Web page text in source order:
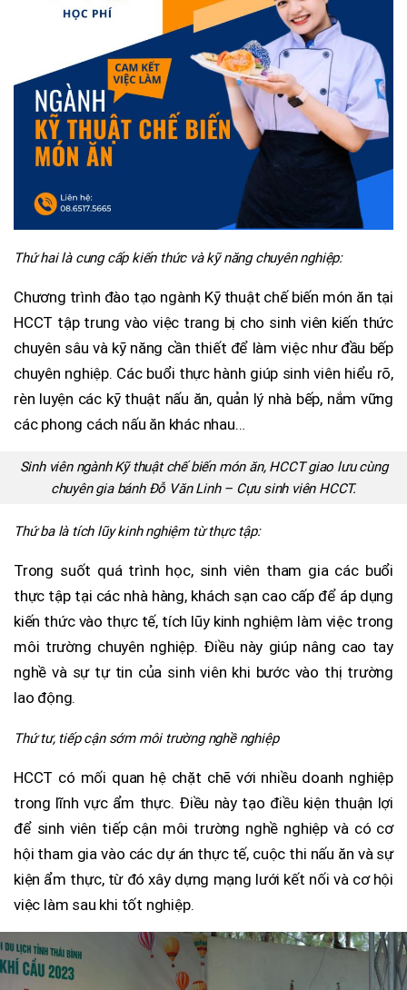
Thứ hai là cung cấp kiến thức và kỹ năng chuyên nghiệp:
Chương trình đào tạo ngành Kỹ thuật chế biến món ăn tại
HCCT tập trung vào việc trang bị cho sinh viên kiến thức
chuyên sâu và kỹ năng cần thiết để làm việc như đầu bếp
chuyên nghiệp. Các buổi thực hành giúp sinh viên hiểu rõ,
rèn luyện các kỹ thuật nấu ăn, quản lý nhà bếp, nắm vững
các phong cách nấu ăn khác nhau…
Sinh viên ngành Kỹ thuật chế biến món ăn, HCCT giao lưu cùng
chuyên gia bánh Đỗ Văn Linh – Cựu sinh viên HCCT.
Thứ ba là tích lũy kinh nghiệm từ thực tập:
Trong suốt quá trình học, sinh viên tham gia các buổi
thực tập tại các nhà hàng, khách sạn cao cấp để áp dụng
kiến thức vào thực tế, tích lũy kinh nghiệm làm việc trong
môi trường chuyên nghiệp. Điều này giúp nâng cao tay
nghề và sự tự tin của sinh viên khi bước vào thị trường
lao động.
Thứ tư, tiếp cận sớm môi trường nghề nghiệp
HCCT có mối quan hệ chặt chẽ với nhiều doanh nghiệp
trong lĩnh vực ẩm thực. Điều này tạo điều kiện thuận lợi
để sinh viên tiếp cận môi trường nghề nghiệp và có cơ
hội tham gia vào các dự án thực tế, cuộc thi nấu ăn và sự
kiện ẩm thực, từ đó xây dựng mạng lưới kết nối và cơ hội
việc làm sau khi tốt nghiệp.